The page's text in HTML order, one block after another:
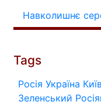
Навколишнє
Tags
Росія Україна
Зеленський